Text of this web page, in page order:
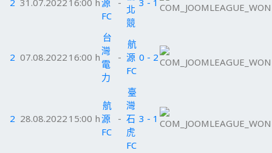
2 31.07.2022 16:00 h源
FC
-
北
競
3 - 1
2 07.08.2022 16:00 h
台
灣
電
力
-
航
源
FC
0 - 2
2 28.08.2022 15:00 h
航
源
FC
-
臺
灣
石
虎
FC
3 - 1